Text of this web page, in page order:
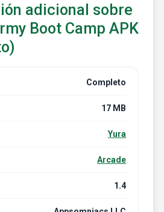
adicional sobre
Boot Camp APK
Completo
17 MB
Yura
Arcade
1.4